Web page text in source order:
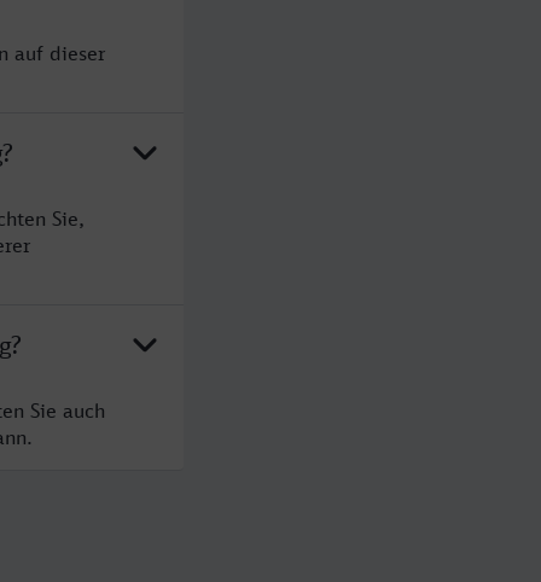
auf dieser
Sie,
Sie auch